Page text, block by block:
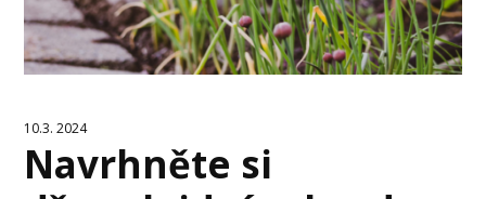
10.3. 2024
Navrhněte si